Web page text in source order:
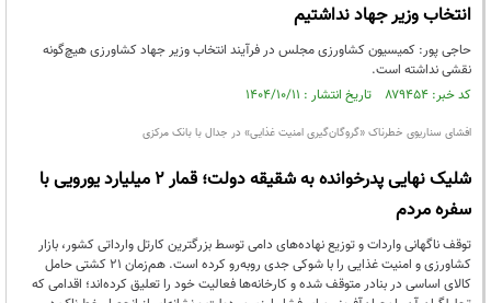
انتخاب وزیر جهاد نداشتیم
حاجی پور: کمیسیون کشاورزی مجلس در فرآیند انتخاب وزیر جهاد کشاورزی هیچ‌گونه
نقشی نداشته است.
کد خبر: ۸۷۹۴۵۴ تاریخ انتشار : ۱۴۰۴/۱۰/۱۱
افشای سناریوی خطرناک «گروگان‌گیری امنیت غذایی» در جدال با بانک مرکزی
شلیک نهایی پدرخوانده به شقیقه دولت؛ قمار ۲ میلیارد یورویی با
سفره مردم
توقف ناگهانی واردات و توزیع نهاده‌های دامی توسط بزرگترین کارتل وارداتی کشور، بازار
کشاورزی و امنیت غذایی را با شوکی جدی روبه‌رو کرده است. هم‌زمان ۲۱ کشتی حامل
کالای اساسی در بنادر متوقف شده و کارخانه‌ها فعالیت خود را تعلیق کرده‌اند؛ اقدامی که